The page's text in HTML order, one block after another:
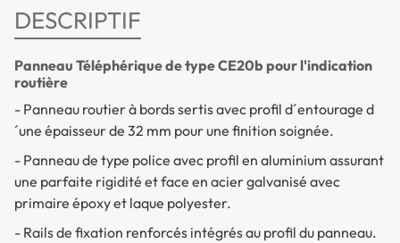
DESCRIPTIF
Panneau Téléphérique de type CE20b pour l'indication
routière
- Panneau routier à bords sertis avec profil d´entourage d
´une épaisseur de 32 mm pour une finition soignée.
- Panneau de type police avec profil en aluminium assurant
une parfaite rigidité et face en acier galvanisé avec
primaire époxy et laque polyester.
- Rails de fixation renforcés intégrés au profil du panneau.